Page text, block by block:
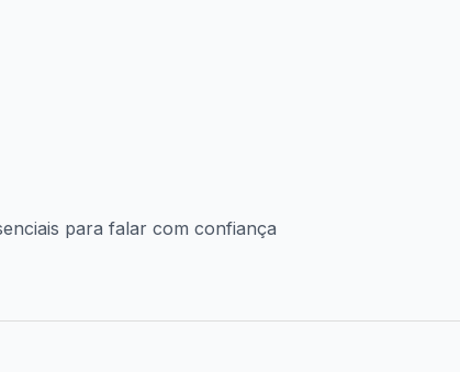
para falar com confiança